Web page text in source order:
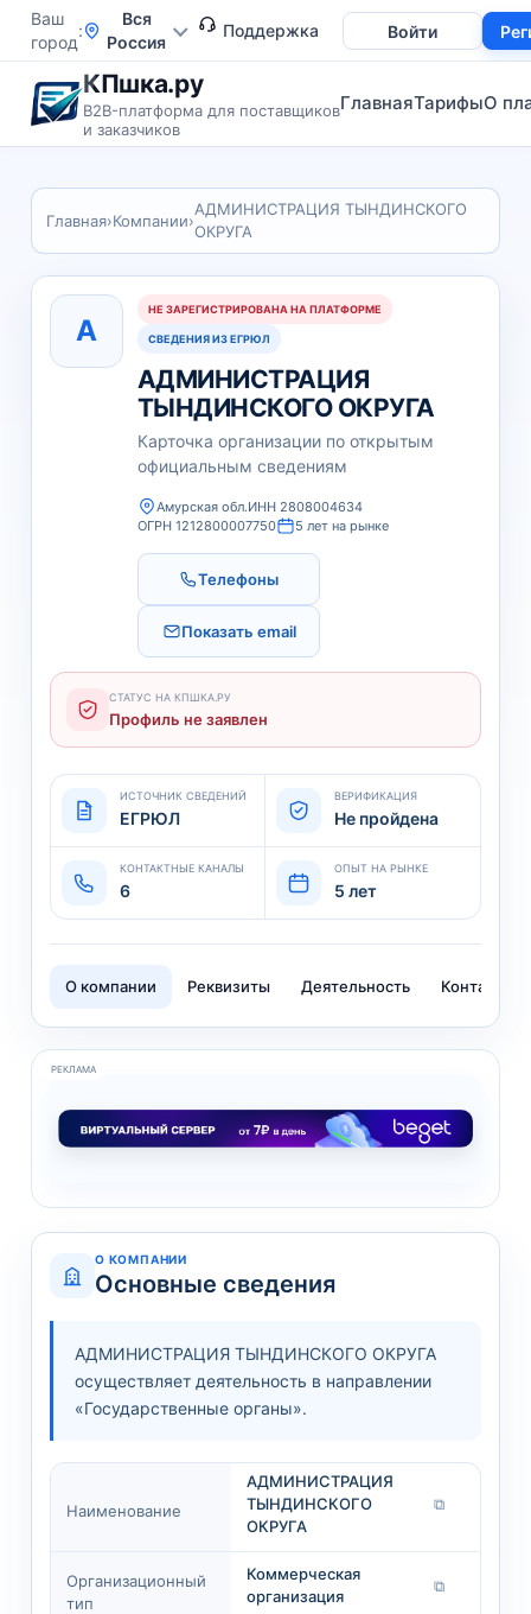
Ваш
город
Вся
Россия
Войти
Поддержка
КПшка.ру
B2B-платформа для поставщиков
и заказчиков
ГлавнаяТарифыО
Главная›Компании›
АДМИНИСТРАЦИЯ ТЫНДИНСКОГО
ОКРУГА
А
НЕ ЗАРЕГИСТРИРОВАНА НА ПЛАТФОРМЕ
СВЕДЕНИЯ ИЗ ЕГРЮЛ
АДМИНИСТРАЦИЯ
ТЫНДИНСКОГО ОКРУГА
Карточка организации по открытым
официальным сведениям
Амурская обл.ИНН 2808004634
ОГРН 1212800007750
5 лет на рынке
Телефоны
Показать email
СТАТУС НА КПШКА.РУ
Профиль не заявлен
ИСТОЧНИК СВЕДЕНИЙ
ЕГРЮЛ
ВЕРИФИКАЦИЯ
Не пройдена
КОНТАКТНЫЕ КАНАЛЫ
6
ОПЫТ НА РЫНКЕ
5 лет
О компании Реквизиты Деятельность Контакты
РЕКЛАМА
О КОМПАНИИ
Основные сведения
АДМИНИСТРАЦИЯ ТЫНДИНСКОГО ОКРУГА
осуществляет деятельность в направлении
«Государственные органы».
Наименование
АДМИНИСТРАЦИЯ
ТЫНДИНСКОГО
ОКРУГА
⧉
Организационный
тип
Коммерческая
организация
⧉